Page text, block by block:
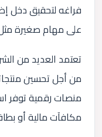
فراغه لتحقيق دخل
على مهام صغيرة
تعتمد العديد من
من أجل تحسين
منصات رقمية توفر
مكافآت مالية أو